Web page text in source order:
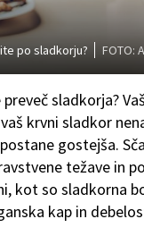
po sladkorju? FOTO:
sladkorja?
krvni sladkor
gostejša.
težave in
kot so sladkorna
kap in